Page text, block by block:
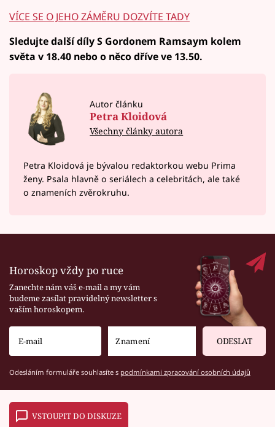
VÍCE SE O JEHO ZÁMĚRU DOZVÍTE TADY
Sledujte další díly S Gordonem Ramsaym kolem
světa v 18.40 nebo o něco dříve ve 13.50.
Autor článku
Petra Kloidová
Všechny články autora
Petra Kloidová je bývalou redaktorkou webu Prima
ženy. Psala hlavně o seriálech a celebritách, ale také
o znameních zvěrokruhu.
Horoskop vždy po ruce
Zanechte nám váš e-mail a my vám
budeme zasílat pravidelný newsletter s
vaším horoskopem.
ODESLAT
Odesláním formuláře souhlasíte s podmínkami zpracování osobních údajů
VSTOUPIT DO DISKUZE